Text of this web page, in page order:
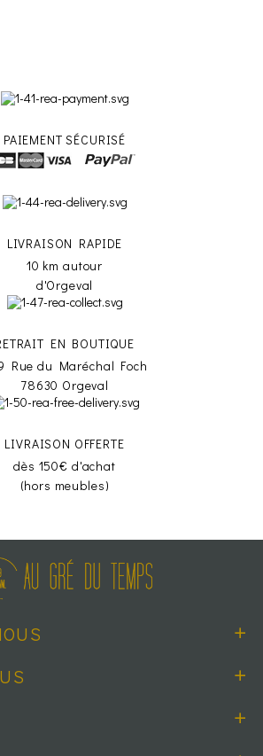
PAIEMENT SÉCURISÉ
LIVRAISON RAPIDE
10 km autour
d'Orgeval
EN BOUTIQUE
Rue du Maréchal Foch
78630 Orgeval
LIVRAISON OFFERTE
dès 150€ d'achat
(hors meubles)